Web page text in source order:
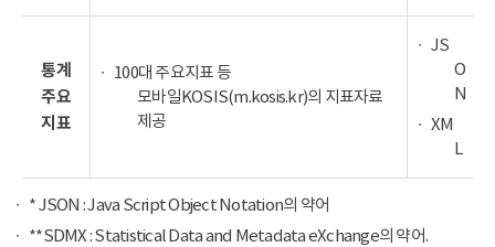
통계
주요
지표
100대 주요지표 등
모바일KOSIS(m.kosis.kr)의 지표자료
제공
JS
O
N
XM
L
* JSON : Java Script Object Notation의 약어
**SDMX : Statistical Data and Metadata eXchange의 약어.